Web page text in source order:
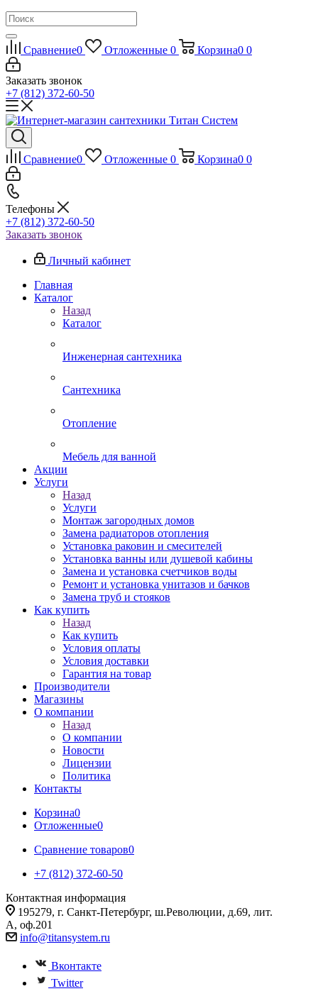
Сравнение0 Отложенные 0 Корзина0 0
Заказать звонок
+7 (812) 372-60-50
Сравнение0 Отложенные 0 Корзина0 0
Телефоны
+7 (812) 372-60-50
Заказать звонок
Личный кабинет
Главная
Каталог
Назад
Каталог
Инженерная сантехника
Сантехника
Отопление
Мебель для ванной
Акции
Услуги
Назад
Услуги
Монтаж загородных домов
Замена радиаторов отопления
Установка раковин и смесителей
Установка ванны или душевой кабины
Замена и установка счетчиков воды
Ремонт и установка унитазов и бачков
Замена труб и стояков
Как купить
Назад
Как купить
Условия оплаты
Условия доставки
Гарантия на товар
Производители
Магазины
О компании
Назад
О компании
Новости
Лицензии
Политика
Контакты
Корзина0
Отложенные0
Сравнение товаров0
+7 (812) 372-60-50
Контактная информация
195279, г. Санкт-Петербург, ш.Революции, д.69, лит.
А, оф.201
info@titansystem.ru
Вконтакте
Twitter